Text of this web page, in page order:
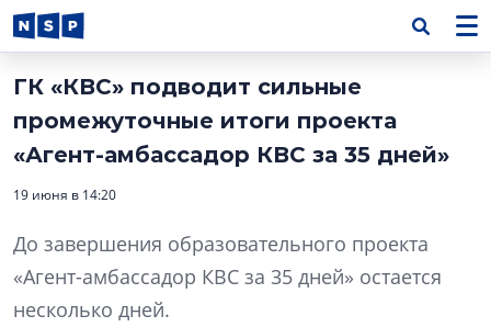
ГК «КВС» подводит сильные
промежуточные итоги проекта
«Агент-амбассадор КВС за 35 дней»
19 июня в 14:20
До завершения образовательного проекта
«Агент-амбассадор КВС за 35 дней» остается
несколько дней.